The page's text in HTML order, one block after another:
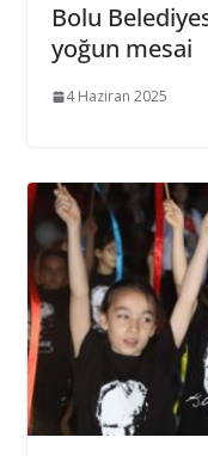
Bolu
yoğun mesai
4 Haziran 2025